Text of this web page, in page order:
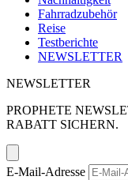
Fahrradzubehör
Reise
Testberichte
NEWSLETTER
NEWSLETTER
PROPHETE
RABATT SICHERN.
E-Mail-Adresse